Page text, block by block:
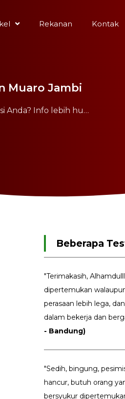
Rekanan Kontak
Muaro Jambi
Anda? Info lebih hu…
Beberapa
"Terimakasih,
dipertemukan
perasaan lebih lega,
dalam bekerja dan
- Bandung)
"Sedih, bingung,
hancur, butuh orang
bersyukur